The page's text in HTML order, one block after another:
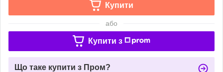
Купити
або
Купити з
Що таке купити з Пром?